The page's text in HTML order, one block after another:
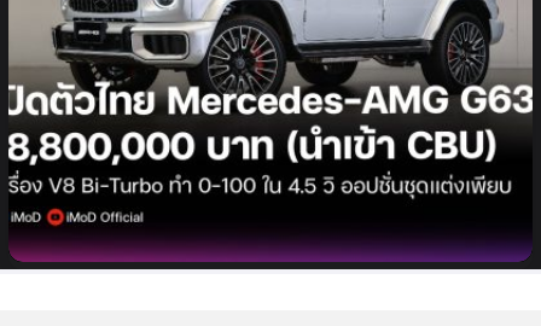
เปิดตัวในไทย Mercedes-AMG G63 เริ่มต้น
18,800,000 บาท